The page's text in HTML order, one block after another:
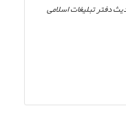
دفتر تبلیغات اسلامی